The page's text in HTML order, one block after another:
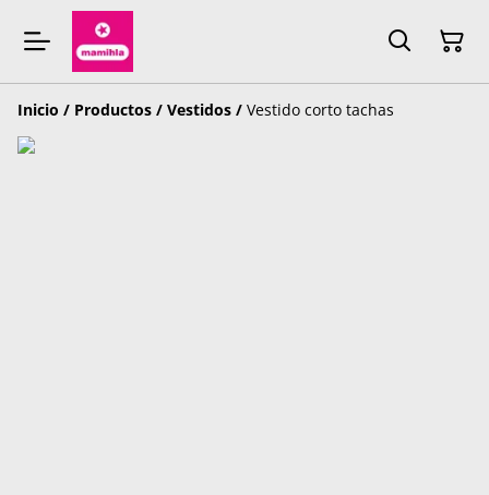
Inicio / Productos / Vestidos / Vestido corto tachas